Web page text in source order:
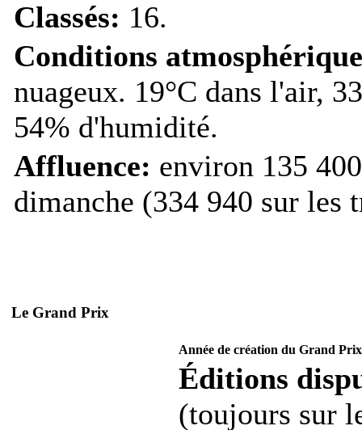
Classés: 16.
Conditions
nuageux. 19°C dans l'air,
54% d'humidité.
Affluence: environ 135
dimanche (334 940 sur les
Le Grand Prix
Année de création du Grand
Éditions
(toujours sur